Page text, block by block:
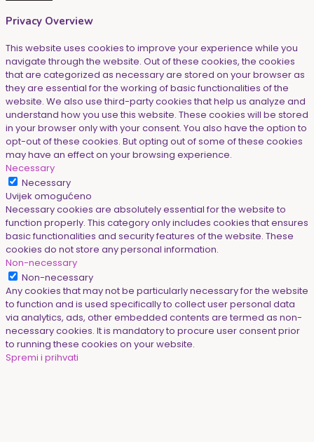
Privacy Overview
This website uses cookies to improve your experience while you
navigate through the website. Out of these cookies, the cookies
that are categorized as necessary are stored on your browser as
they are essential for the working of basic functionalities of the
website. We also use third-party cookies that help us analyze and
understand how you use this website. These cookies will be stored
in your browser only with your consent. You also have the option to
opt-out of these cookies. But opting out of some of these cookies
may have an effect on your browsing experience.
Necessary
Necessary
Uvijek omogućeno
Necessary cookies are absolutely essential for the website to
function properly. This category only includes cookies that ensures
basic functionalities and security features of the website. These
cookies do not store any personal information.
Non-necessary
Non-necessary
Any cookies that may not be particularly necessary for the website
to function and is used specifically to collect user personal data
via analytics, ads, other embedded contents are termed as non-
necessary cookies. It is mandatory to procure user consent prior
to running these cookies on your website.
Spremi i prihvati